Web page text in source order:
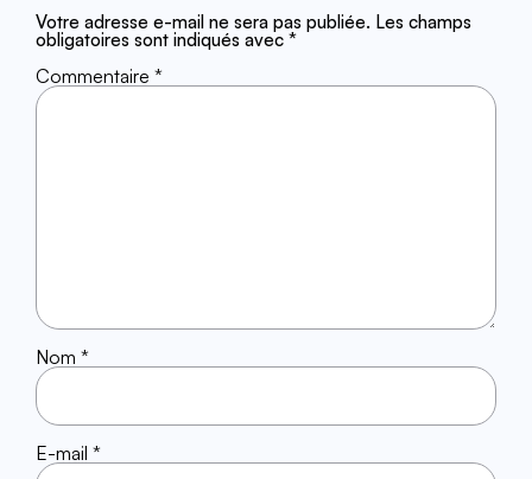
Votre adresse e-mail ne sera pas publiée. Les champs
obligatoires sont indiqués avec *
Commentaire *
Nom *
E-mail *